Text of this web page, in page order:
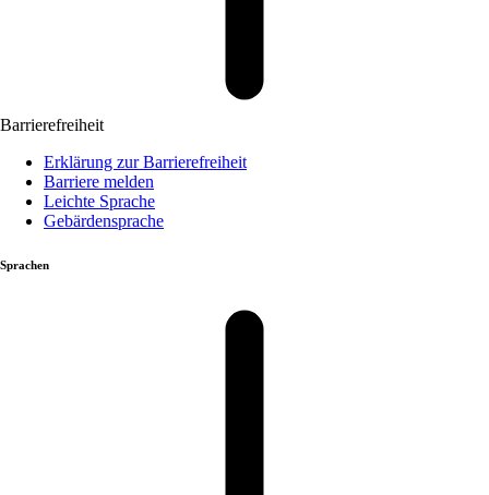
Barrierefreiheit
Erklärung zur Barrierefreiheit
Barriere melden
Leichte Sprache
Gebärdensprache
Sprachen